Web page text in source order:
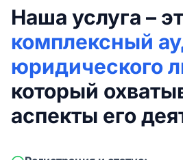
Наша услуга –
комплексный
юридического
который
аспекты его